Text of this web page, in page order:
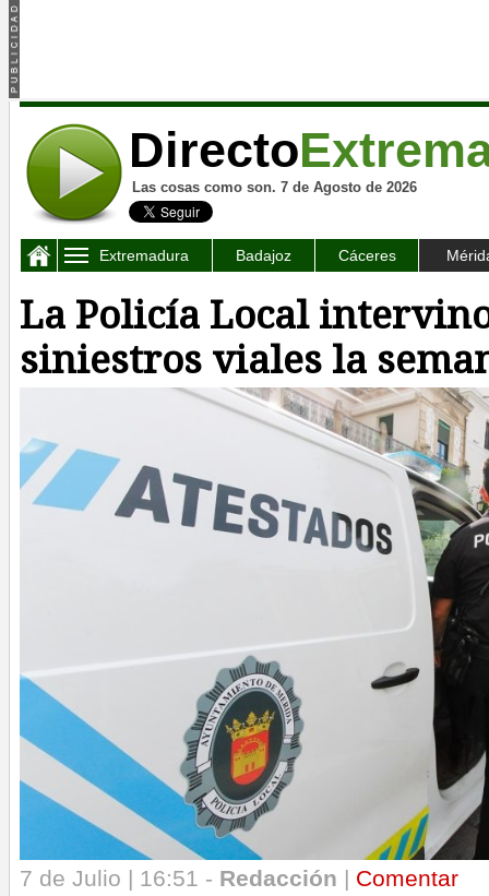
Directo
Las cosas como son. 7 de Agosto de 2026
Extremadura Badajoz Cáceres
La Policía Local
siniestros viales la
7 de Julio | 16:51 - Redacción | Comentar